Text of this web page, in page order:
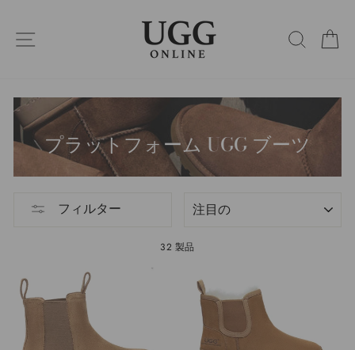
サイトナビゲーション 検索
プラットフォーム UGG ブーツ
フィルター
別
32 製品